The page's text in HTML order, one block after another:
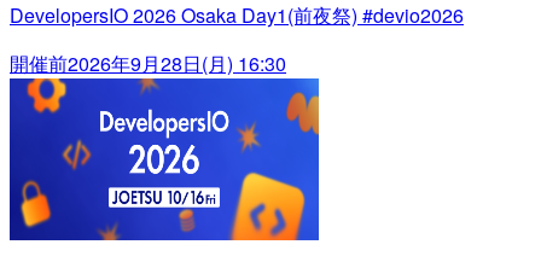
DevelopersIO 2026 Osaka Day1(前夜祭) #devio2026
開催前2026年9月28日(月) 16:30